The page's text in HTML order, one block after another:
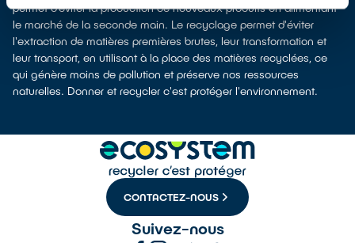
permet d’éviter la production de nouveaux produits en alimentant
le marché de la seconde main. Le recyclage permet d'éviter
l'extraction de matières premières brutes, leur transformation et
leur transport, en utilisant à la place des matières recyclées, ce
qui génère moins de pollution et préserve nos ressources
naturelles. Donner et recycler c'est protéger l'environnement.
CONTACTEZ-NOUS
Suivez-nous